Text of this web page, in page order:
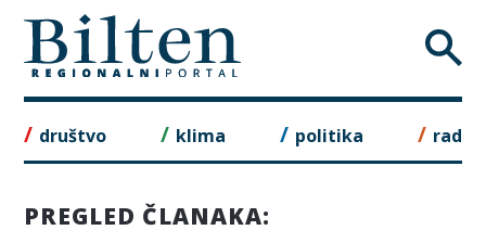
to
content
društvo klima politika rad
PREGLED ČLANAKA: